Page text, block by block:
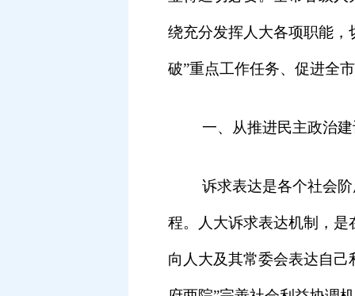
绕充分发挥人大各项职能，
破”重点工作任务、促进全
一、从推进民主政治
诉求表达是各个社会
程。人大诉求表达机制，
向人大及其常委会表达自